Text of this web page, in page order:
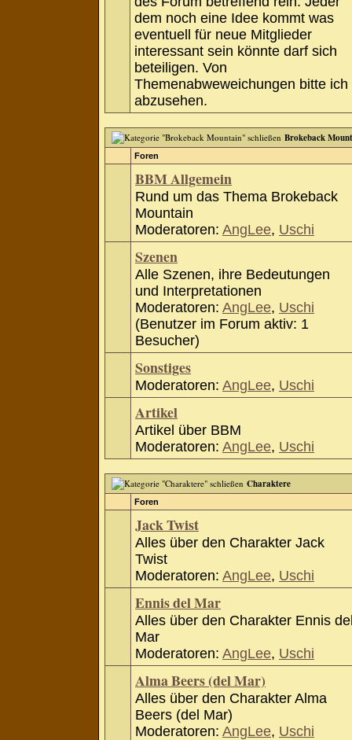
dem noch eine Idee kommt was
eventuell für neue Mitglieder
interessant sein könnte darf sich
beteiligen. Von
Themenabweweichungen bitte ich
abzusehen.
Brokeback
Foren
BBM Allgemein
Rund um das Thema Brokeback
Mountain
Moderatoren: AngLee, Uschi
Szenen
Alle Szenen, ihre Bedeutungen
und Interpretationen
Moderatoren: AngLee, Uschi
(Benutzer im Forum aktiv: 1
Besucher)
Sonstiges
Moderatoren: AngLee, Uschi
Artikel
Artikel über BBM
Moderatoren: AngLee, Uschi
Charaktere
Foren
Jack Twist
Alles über den Charakter Jack
Twist
Moderatoren: AngLee, Uschi
Ennis del Mar
Alles über den Charakter Ennis
Mar
Moderatoren: AngLee, Uschi
Alma Beers (del Mar)
Alles über den Charakter Alma
Beers (del Mar)
Moderatoren: AngLee, Uschi